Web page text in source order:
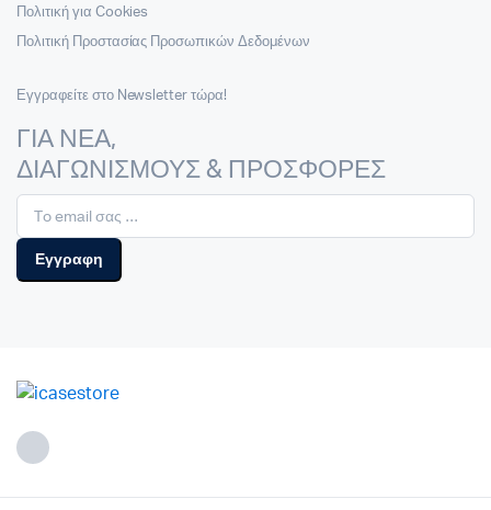
Πολιτική για Cookies
Πολιτική Προστασίας Προσωπικών Δεδομένων
Εγγραφείτε στο Newsletter τώρα!
ΓΙΑ ΝΕΑ,
ΔΙΑΓΩΝΙΣΜΟΥΣ & ΠΡΟΣΦΟΡΕΣ